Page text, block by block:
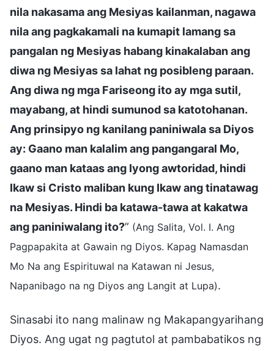
nila nakasama ang Mesiyas kailanman, nagawa
nila ang pagkakamali na kumapit lamang sa
pangalan ng Mesiyas habang kinakalaban ang
diwa ng Mesiyas sa lahat ng posibleng paraan.
Ang diwa ng mga Fariseong ito ay mga sutil,
mayabang, at hindi sumunod sa katotohanan.
Ang prinsipyo ng kanilang paniniwala sa Diyos
ay: Gaano man kalalim ang pangangaral Mo,
gaano man kataas ang Iyong awtoridad, hindi
Ikaw si Cristo maliban kung Ikaw ang tinatawag
na Mesiyas. Hindi ba katawa-tawa at kakatwa
ang paniniwalang ito?” (Ang Salita, Vol. I. Ang
Pagpapakita at Gawain ng Diyos. Kapag Namasdan
Mo Na ang Espirituwal na Katawan ni Jesus,
Napanibago na ng Diyos ang Langit at Lupa).
Sinasabi ito nang malinaw ng Makapangyarihang
Diyos. Ang ugat ng pagtutol at pambabatikos ng